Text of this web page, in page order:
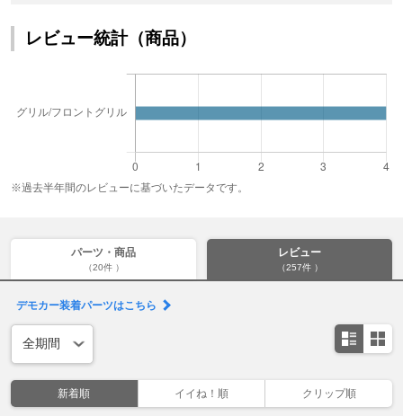
レビュー統計（商品）
※過去半年間のレビューに基づいたデータです。
パーツ・商品
（20件 ）
レビュー
（257件 ）
デモカー装着パーツはこちら
新着順 イイね！順 クリップ順